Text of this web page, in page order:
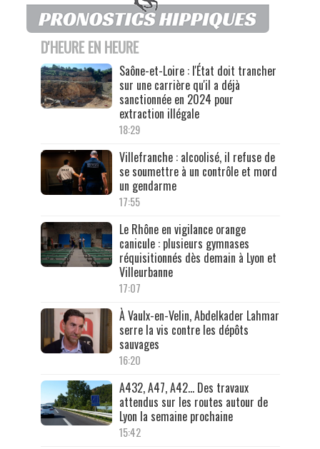
D'HEURE EN HEURE
Saône-et-Loire : l'État doit trancher
sur une carrière qu'il a déjà
sanctionnée en 2024 pour
extraction illégale
18:29
Villefranche : alcoolisé, il refuse de
se soumettre à un contrôle et mord
un gendarme
17:55
Le Rhône en vigilance orange
canicule : plusieurs gymnases
réquisitionnés dès demain à Lyon et
Villeurbanne
17:07
À Vaulx-en-Velin, Abdelkader Lahmar
serre la vis contre les dépôts
sauvages
16:20
A432, A47, A42… Des travaux
attendus sur les routes autour de
Lyon la semaine prochaine
15:42